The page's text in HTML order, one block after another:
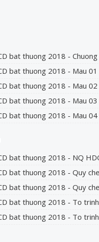
bat thuong 2018 -
bat thuong 2018 - Mau
bat thuong 2018 - Mau
bat thuong 2018 - Mau 03
bat thuong 2018 - Mau
bat thuong 2018 - NQ
bat thuong 2018 - Quy
bat thuong 2018 - Quy
bat thuong 2018 - To
bat thuong 2018 - To